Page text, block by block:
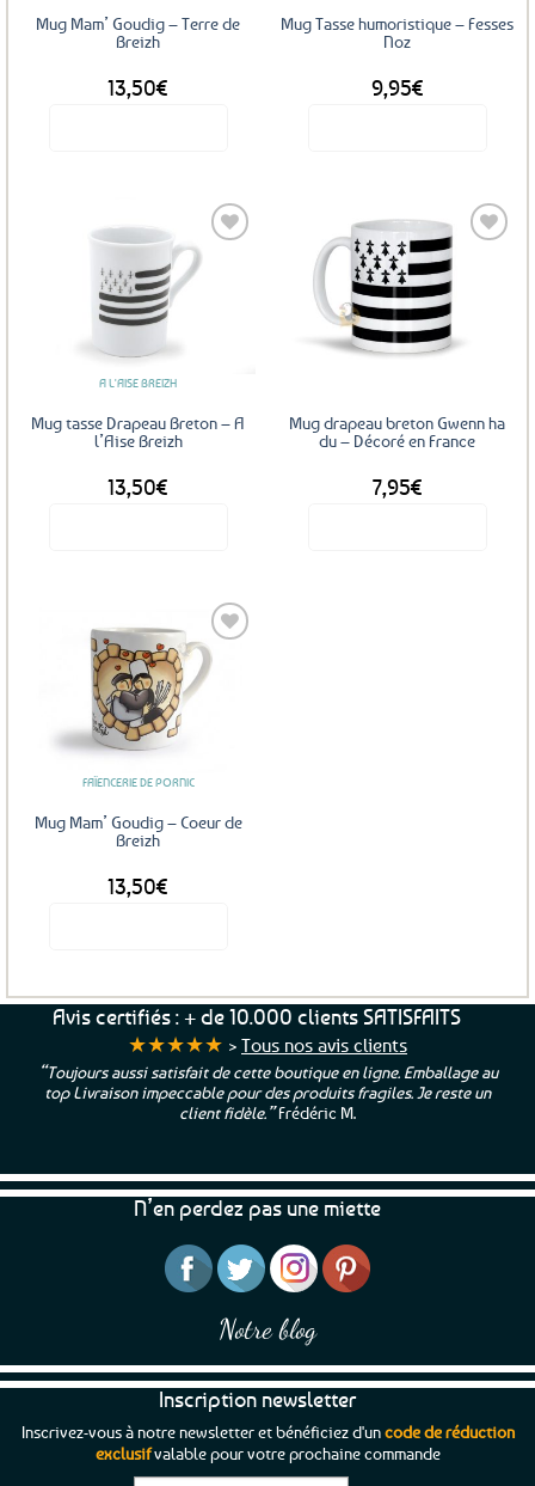
Mug Mam’ Goudig – Terre de
Breizh
13,50€
Mug Tasse humoristique – Fesses
Noz
9,95€
A L'AISE BREIZH
Mug tasse Drapeau Breton – A
l’Aise Breizh
13,50€
Mug drapeau breton Gwenn ha
du – Décoré en France
7,95€
FAÏENCERIE DE PORNIC
Mug Mam’ Goudig – Coeur de
Breizh
13,50€
Avis certifiés : + de 10.000 clients SATISFAITS
★★★★★ > Tous nos avis clients
“Toujours aussi satisfait de cette boutique en ligne. Emballage au
top Livraison impeccable pour des produits fragiles. Je reste un
client fidèle.”Frédéric M.
N’en perdez pas une miette
Notre blog
Inscription newsletter
Inscrivez-vous à notre newsletter et bénéficiez d'uncode de réduction
exclusifvalable pour votre prochaine commande